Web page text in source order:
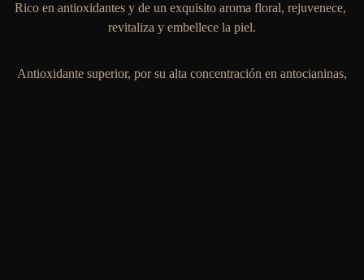
Antioxidante superior, por su alta concentración en antocianinas,
Rico en antioxidantes y de un exquisito aroma floral, rejuvenece,
revitaliza y embellece la piel.